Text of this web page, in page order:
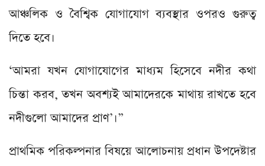
আঞ্চলিক ও বৈশ্বিক যোগাযোগ ব্যবস্থার ওপরও গুরুত্ব
দিতে হবে।
‘আমরা যখন যোগাযোগের মাধ্যম হিসেবে নদীর কথা
চিন্তা করব, তখন অবশ্যই আমাদেরকে মাথায় রাখতে হবে
নদীগুলো আমাদের প্রাণ’।”
প্রাথমিক পরিকল্পনার বিষয়ে আলোচনায় প্রধান উপদেষ্টার